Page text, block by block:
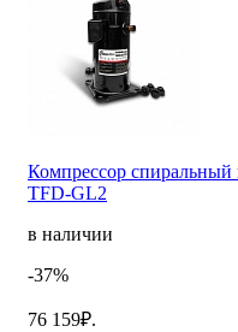
Компрессор
TFD-GL2
в наличии
-37%
76 159₽.